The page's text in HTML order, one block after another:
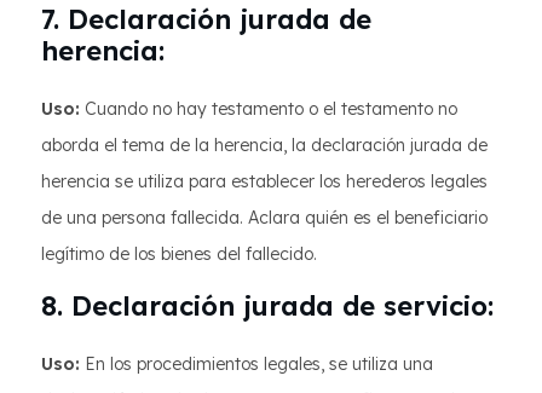
7. Declaración jurada de
herencia:
Uso: Cuando no hay testamento o el testamento no
aborda el tema de la herencia, la declaración jurada de
herencia se utiliza para establecer los herederos legales
de una persona fallecida. Aclara quién es el beneficiario
legítimo de los bienes del fallecido.
8. Declaración jurada de servicio:
Uso: En los procedimientos legales, se utiliza una